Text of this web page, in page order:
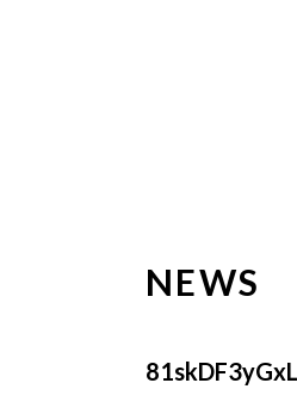
NEWS
81skDF3yGxL